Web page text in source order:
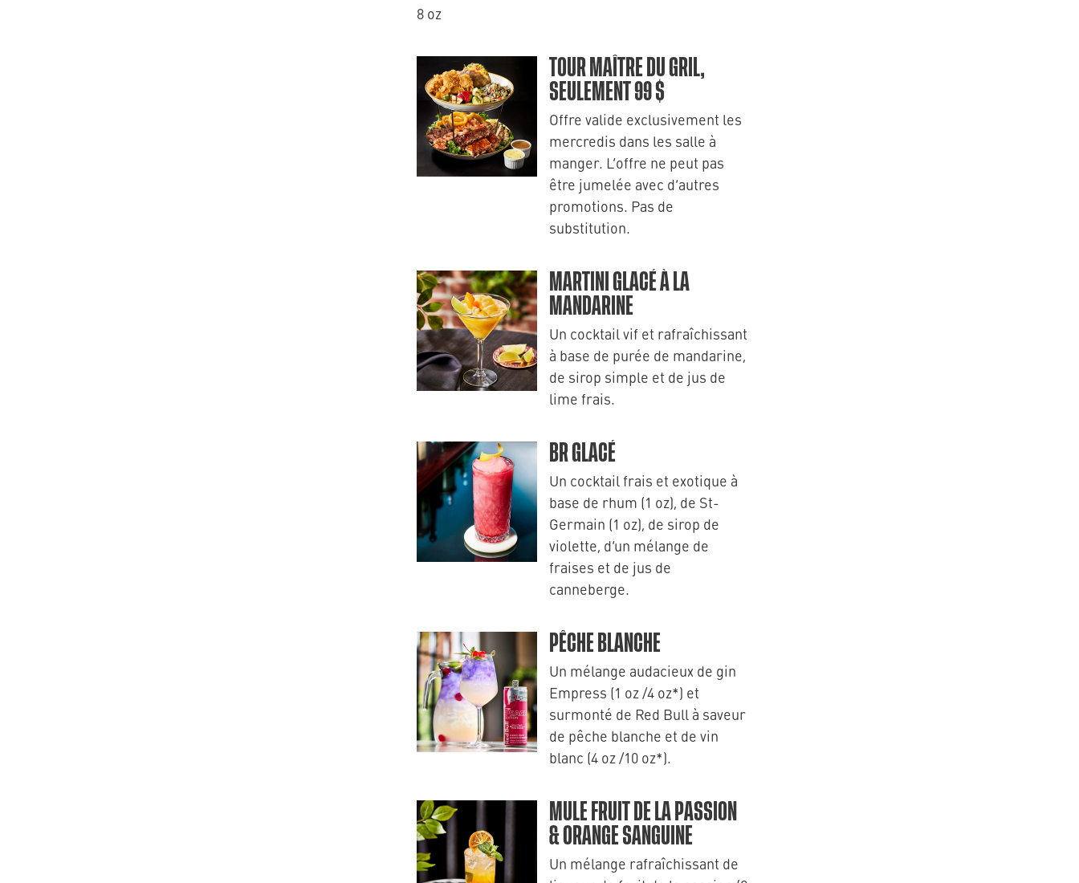
8 oz
TOUR MAÎTRE DU GRIL,
SEULEMENT 99 $
Offre valide exclusivement les
mercredis dans les salle à
manger. L’offre ne peut pas
être jumelée avec d’autres
promotions. Pas de
substitution.
MARTINI GLACÉ À LA
MANDARINE
Un cocktail vif et rafraîchissant
à base de purée de mandarine,
de sirop simple et de jus de
lime frais.
BR GLACÉ
Un cocktail frais et exotique à
base de rhum (1 oz), de St-
Germain (1 oz), de sirop de
violette, d’un mélange de
fraises et de jus de
canneberge.
PÊCHE BLANCHE
Un mélange audacieux de gin
Empress (1 oz /4 oz*) et
surmonté de Red Bull à saveur
de pêche blanche et de vin
blanc (4 oz /10 oz*).
MULE FRUIT DE LA PASSION
& ORANGE SANGUINE
Un mélange rafraîchissant de